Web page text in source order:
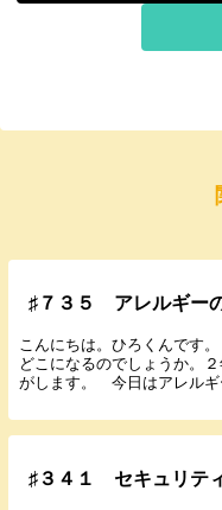
♯７３５ アレルギー
こんにちは。ひろくんです
どこになるのでしょうか。
がします。 今日はアレルギ
♯３４１ セキュリテ